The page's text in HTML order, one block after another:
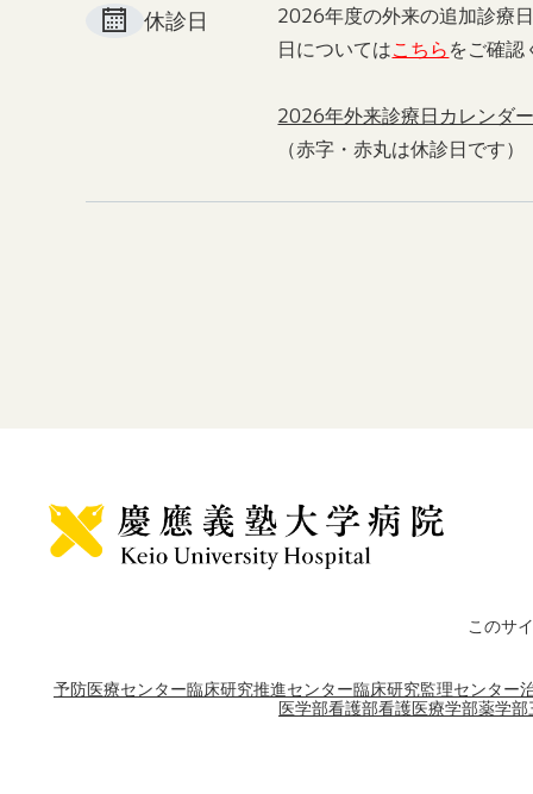
休診日
2026年度の外来の追加診療
日についてはこちらをご確認
2026年外来診療日カレンダ
（赤字・赤丸は休診日です）
このサ
予防医療センター臨床研究推進センター臨床研究監理センター
医学部看護部看護医療学部薬学部